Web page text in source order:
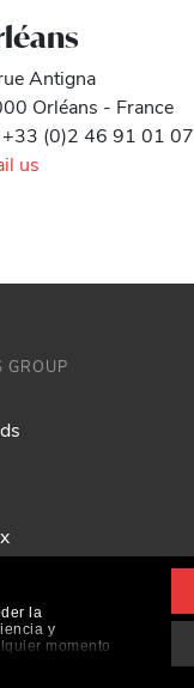
la
y
momento
Antigna
Orléans - France
+33 (0)2 46 91 01 07
us
GROUP